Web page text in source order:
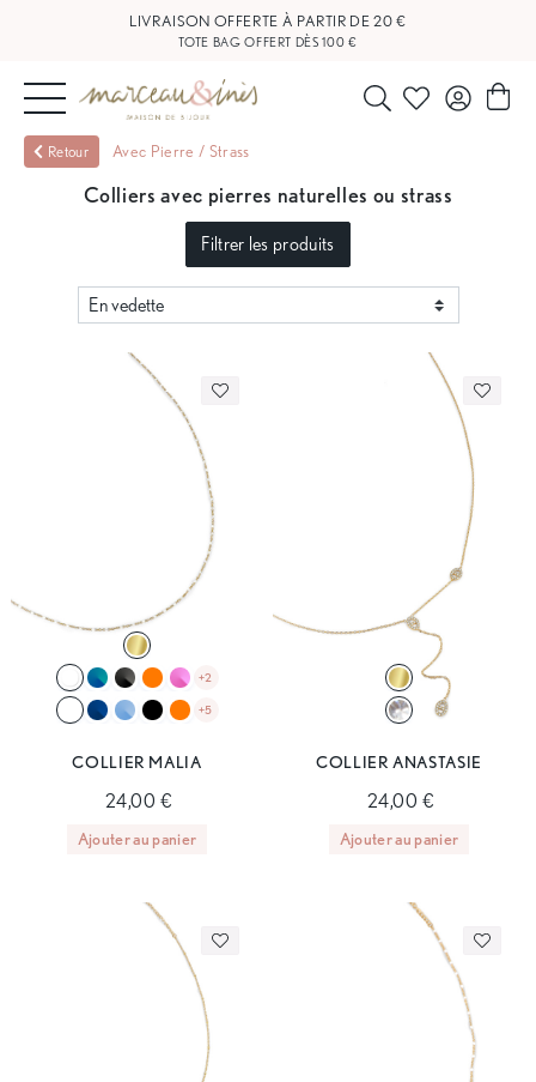
LIVRAISON OFFERTE À PARTIR DE 20 €
TOTE BAG OFFERT DÈS 100 €
NOUVEAUTÉS
BIJOUX
Retour Avec Pierre / Strass
Colliers avec pierres naturelles ou strass
Filtrer les produits
+2
+5
COLLIER MALIA
24,00 €
Ajouter au panier
COLLIER ANASTASIE
24,00 €
Ajouter au panier